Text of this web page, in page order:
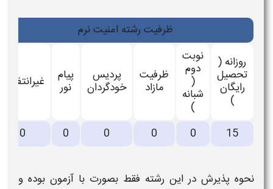
ظرفیت رشته امنیت نرم
روزانه (
تحصیل
رایگان
)
نوبت
دوم
(
شبانه
)
ظرفیت
مازاد
پردیس
خودگردان
پیام
نور غیرانتفاعی
15
0
0
0
0
0
نحوه پذیرش در این رشته فقط بصورت با آزمون بوده و